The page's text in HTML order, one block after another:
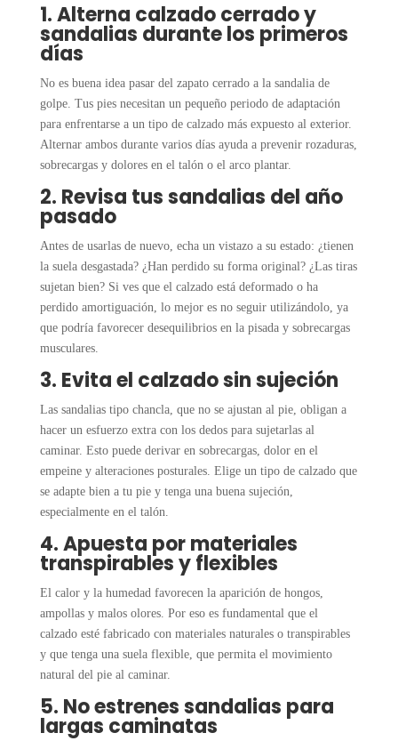
1. Alterna calzado cerrado y
sandalias durante los primeros
días
No es buena idea pasar del zapato cerrado a la sandalia de
golpe. Tus pies necesitan un pequeño periodo de adaptación
para enfrentarse a un tipo de calzado más expuesto al exterior.
Alternar ambos durante varios días ayuda a prevenir rozaduras,
sobrecargas y dolores en el talón o el arco plantar.
2. Revisa tus sandalias del año
pasado
Antes de usarlas de nuevo, echa un vistazo a su estado: ¿tienen
la suela desgastada? ¿Han perdido su forma original? ¿Las tiras
sujetan bien? Si ves que el calzado está deformado o ha
perdido amortiguación, lo mejor es no seguir utilizándolo, ya
que podría favorecer desequilibrios en la pisada y sobrecargas
musculares.
3. Evita el calzado sin sujeción
Las sandalias tipo chancla, que no se ajustan al pie, obligan a
hacer un esfuerzo extra con los dedos para sujetarlas al
caminar. Esto puede derivar en sobrecargas, dolor en el
empeine y alteraciones posturales. Elige un tipo de calzado que
se adapte bien a tu pie y tenga una buena sujeción,
especialmente en el talón.
4. Apuesta por materiales
transpirables y flexibles
El calor y la humedad favorecen la aparición de hongos,
ampollas y malos olores. Por eso es fundamental que el
calzado esté fabricado con materiales naturales o transpirables
y que tenga una suela flexible, que permita el movimiento
natural del pie al caminar.
5. No estrenes sandalias para
largas caminatas